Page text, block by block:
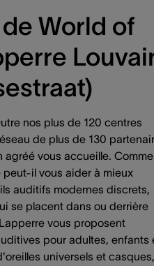
World of
nos plus de 120 centres
de plus de 130
vous accueille.
il vous aider à mieux
auditifs modernes discrets,
se placent dans ou derrière
vous proposent
pour adultes, enfants
universels et casques,